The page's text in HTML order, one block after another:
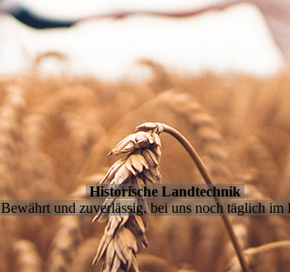
Historische Landtechnik
Bewährt und zuverlässig, bei uns noch täglich im